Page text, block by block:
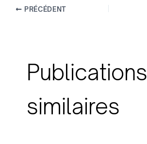
PRÉCÉDENT
Publications
similaires